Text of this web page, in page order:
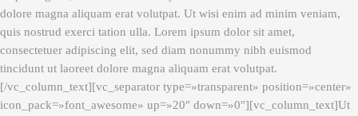
dolore magna aliquam erat volutpat. Ut wisi enim ad minim veniam,
quis nostrud exerci tation ulla. Lorem ipsum dolor sit amet,
consectetuer adipiscing elit, sed diam nonummy nibh euismod
tincidunt ut laoreet dolore magna aliquam erat volutpat.
[/vc_column_text][vc_separator type=»transparent» position=»center»
icon_pack=»font_awesome» up=»20″ down=»0″][vc_column_text]Ut